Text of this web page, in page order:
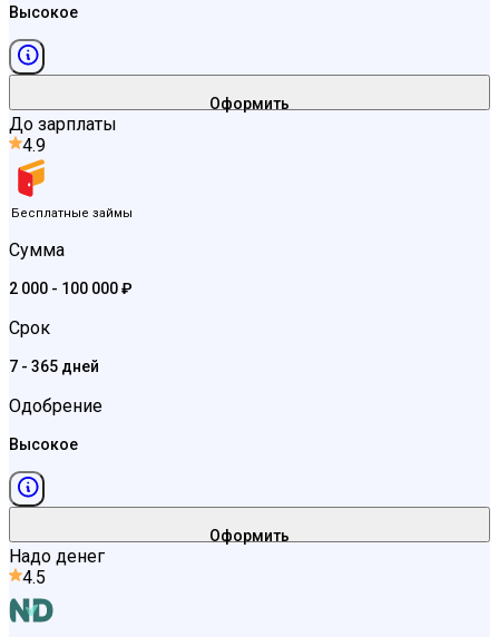
Высокое
Оформить
До зарплаты
4.9
Бесплатные займы
Сумма
2 000 - 100 000 ₽
Срок
7 - 365 дней
Одобрение
Высокое
Оформить
Надо денег
4.5